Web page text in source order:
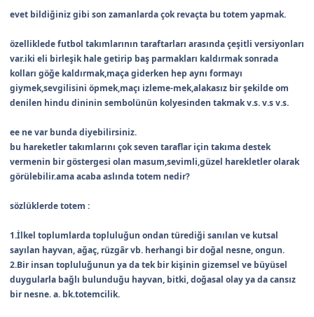
evet bildiğiniz gibi son zamanlarda çok revaçta bu totem yapmak.
özelliklede futbol takımlarının taraftarları arasında çeşitli versiyonları
var.iki eli birleşik hale getirip baş parmakları kaldırmak sonrada
kolları göğe kaldırmak,maça giderken hep aynı formayı
giymek,sevgilisini öpmek,maçı izleme-mek,alakasız bir şekilde om
denilen hindu dininin sembolünün kolyesinden takmak v.s. v.s v.s.
ee ne var bunda diyebilirsiniz.
bu hareketler takımlarını çok seven taraflar için takıma destek
vermenin bir göstergesi olan masum,sevimli,güzel harekletler olarak
görülebilir.ama acaba aslında totem nedir?
sözlüklerde totem :
1.İlkel toplumlarda topluluğun ondan türediği sanılan ve kutsal
sayılan hayvan, ağaç, rüzgâr vb. herhangi bir doğal nesne, ongun.
2.Bir insan topluluğunun ya da tek bir kişinin gizemsel ve büyüsel
duygularla bağlı bulunduğu hayvan, bitki, doğasal olay ya da cansız
bir nesne. a. bk.totemcilik.